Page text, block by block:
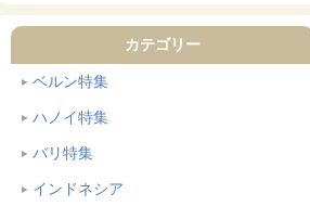
カテゴリー
ベルン特集
ハノイ特集
バリ特集
インドネシア